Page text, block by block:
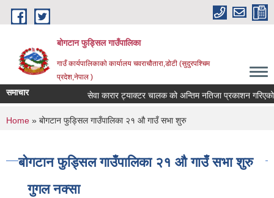
Skip to main content
बोगटान फुड्सिल गाउँपालिका
गाउँ कार्यपालिकाको कार्यालय चवराचौतारा,डोटी (सुदुरपश्चिम
प्रदेश,नेपाल )
समाचार सेवा कारार ट्याक्टर चालक को अन्तिम नतिजा प्रकाशन गरिएको
You are here
Home » बोगटान फुड्सिल गाउँपालिका २१ औ गाउँ सभा शुरु
बोगटान फुड्सिल गाउँपालिका २१ औ गाउँ सभा शुरु
गुगल नक्सा